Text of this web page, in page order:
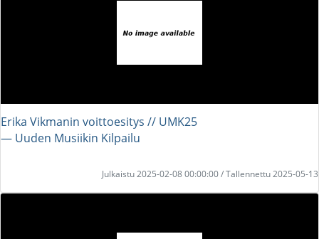
Erika Vikmanin voittoesitys // UMK25
― Uuden Musiikin Kilpailu
Julkaistu 2025-02-08 00:00:00 / Tallennettu 2025-05-13